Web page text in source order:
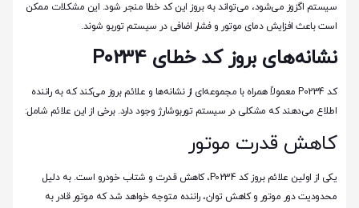
سیستم اگزوز می‌شود، می‌تواند به بروز این کد خطا منجر شود. این مشکلات ممکن
است باعث افزایش دمای موتور و فشار اضافی در سیستم توربو شوند.
نشانه‌های بروز کد خطای P0234
کد P0234 معمولاً همراه با مجموعه‌ای از نشانه‌ها و علائم بروز می‌کند که به راننده
اطلاع می‌دهند که مشکلی در سیستم توربوشارژ وجود دارد. برخی از این علائم شامل:
کاهش قدرت موتور
یکی از اولین علائم بروز کد P0234، کاهش قدرت و شتاب خودرو است. به دلیل
محدودیت دور موتور و کاهش توان، راننده متوجه خواهد شد که موتور قادر به